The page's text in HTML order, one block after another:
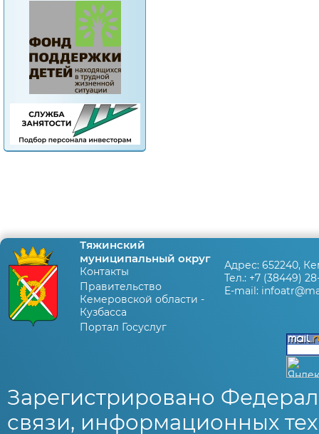
Тяжинский
муниципальный округ
Контакты
Правительство
Кемеровской области -
Кузбасса
Портал Госуслуг
Адрес: 652240,
Тел.: +7 (38449)
E-mail:
Зарегистрировано
связи, информационных